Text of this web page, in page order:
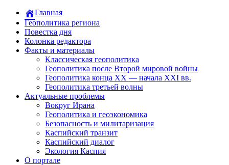
Главная
Геополитика региона
Повестка дня
Колонка редактора
Факты и материалы
Классическая геополитика
Геополитика после Второй мировой войны
Геополитика конца XX — начала XXI вв.
Геополитика третьей волны
Актуальные проблемы
Вокруг Ирана
Геополитика и геоэкономика
Безопасность и милитаризация
Каспийский транзит
Каспийский диалог
Экология Каспия
О портале